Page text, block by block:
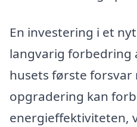
En investering i et
langvarig forbedring
husets første forsvar
opgradering kan
energieffektiviteten,